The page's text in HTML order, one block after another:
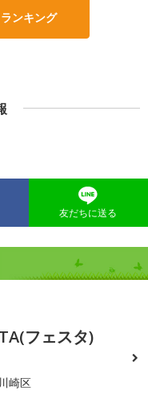
ンキング
友だちに送る
フェスタ)
崎区